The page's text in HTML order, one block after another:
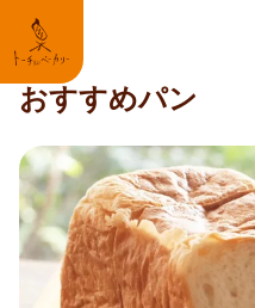
HOME
おすすめパン